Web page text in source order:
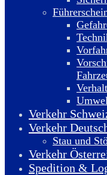
Verkehr
Verkehr
Stau und
Verkehr
Spedition &